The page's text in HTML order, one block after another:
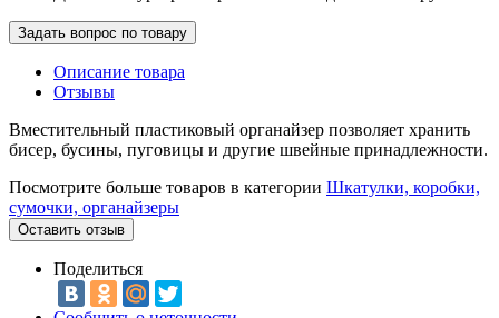
Задать вопрос по товару
Описание товара
Отзывы
Вместительный пластиковый органайзер позволяет хранить
бисер, бусины, пуговицы и другие швейные принадлежности.
Посмотрите больше товаров в категории Шкатулки, коробки,
сумочки, органайзеры
Оставить отзыв
Поделиться